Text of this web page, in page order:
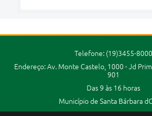
Telefone: (19)3455-8000
Endereço: Av. Monte Castelo, 1000 - Jd
901
Das 9 às 16 horas
Município de Santa Bárbara